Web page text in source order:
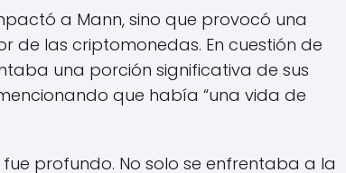
a Mann, sino que provocó una
de las criptomonedas. En cuestión de
una porción significativa de sus
que había “una vida de
profundo. No solo se enfrentaba a la